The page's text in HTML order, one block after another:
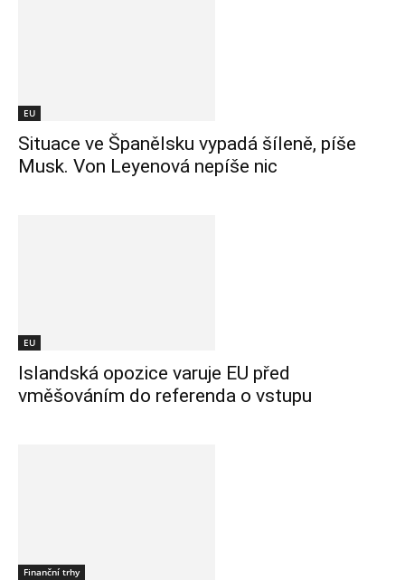
EU
Situace ve Španělsku vypadá šíleně, píše
Musk. Von Leyenová nepíše nic
EU
Islandská opozice varuje EU před
vměšováním do referenda o vstupu
Finanční trhy